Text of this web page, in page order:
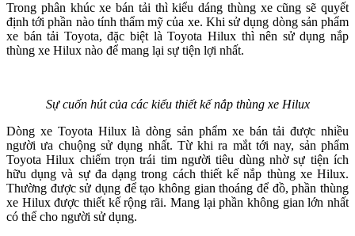
Trong phân khúc xe bán tải thì kiểu dáng thùng xe cũng sẽ quyết
định tới phần nào tính thẩm mỹ của xe. Khi sử dụng dòng sản phẩm
xe bán tải Toyota, đặc biệt là Toyota Hilux thì nên sử dụng nắp
thùng xe Hilux nào để mang lại sự tiện lợi nhất.
Sự cuốn hút của các kiểu thiết kế nắp thùng xe Hilux
Dòng xe Toyota Hilux là dòng sản phẩm xe bán tải được nhiều
người ưa chuộng sử dụng nhất. Từ khi ra mắt tới nay, sản phẩm
Toyota Hilux chiếm trọn trái tim người tiêu dùng nhờ sự tiện ích
hữu dụng và sự đa dạng trong cách thiết kế nắp thùng xe Hilux.
Thường được sử dụng để tạo không gian thoáng để đồ, phần thùng
xe Hilux được thiết kế rộng rãi. Mang lại phần không gian lớn nhất
có thể cho người sử dụng.